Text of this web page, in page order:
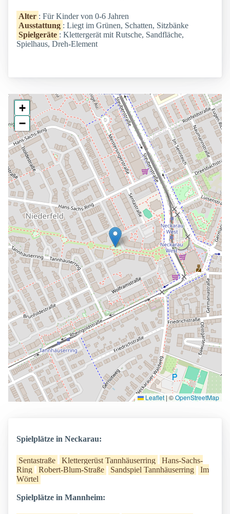
Alter : Für Kinder von 0-6 Jahren
Ausstattung : Liegt im Grünen, Schatten, Sitzbänke
Spielgeräte : Klettergerät mit Rutsche, Sandfläche,
Spielhaus, Dreh-Element
+
−
Leaflet | ©OpenStreetMap
Spielplätze in Neckarau:
Sentastraße Klettergerüst Tannhäuserring
Hans-Sachs-
Ring
Robert-Blum-Straße Sandspiel Tannhäuserring
Im
Wörtel
Spielplätze in Mannheim: